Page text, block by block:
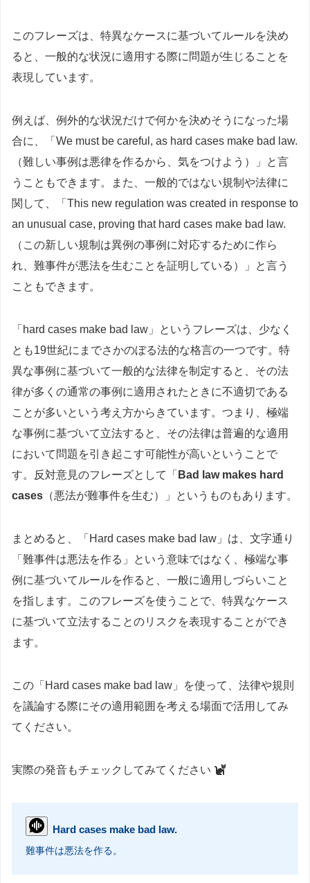
このフレーズは、特異なケースに基づいてルールを決め
ると、一般的な状況に適用する際に問題が生じることを
表現しています。
例えば、例外的な状況だけで何かを決めそうになった場
合に、「We must be careful, as hard cases make bad law.
（難しい事例は悪律を作るから、気をつけよう）」と言
うこともできます。また、一般的ではない規制や法律に
関して、「This new regulation was created in response to
an unusual case, proving that hard cases make bad law.
（この新しい規制は異例の事例に対応するために作ら
れ、難事件が悪法を生むことを証明している）」と言う
こともできます。
「hard cases make bad law」というフレーズは、少なく
とも19世紀にまでさかのぼる法的な格言の一つです。特
異な事例に基づいて一般的な法律を制定すると、その法
律が多くの通常の事例に適用されたときに不適切である
ことが多いという考え方からきています。つまり、極端
な事例に基づいて立法すると、その法律は普遍的な適用
において問題を引き起こす可能性が高いということで
す。反対意見のフレーズとして「 Bad law makes hard
cases （悪法が難事件を生む）」というものもあります。
まとめると、「Hard cases make bad law」は、文字通り
「難事件は悪法を作る」という意味ではなく、極端な事
例に基づいてルールを作ると、一般に適用しづらいこと
を指します。このフレーズを使うことで、特異なケース
に基づいて立法することのリスクを表現することができ
ます。
この「Hard cases make bad law」を使って、法律や規則
を議論する際にその適用範囲を考える場面で活用してみ
てください。
実際の発音もチェックしてみてください
Hard cases make bad law.
難事件は悪法を作る。